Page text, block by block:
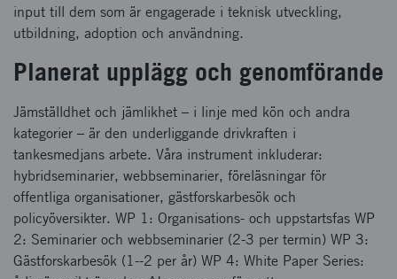
input till dem som är engagerade i teknisk utveckling,
utbildning, adoption och användning.
Planerat upplägg och genomförande
Jämställdhet och jämlikhet – i linje med kön och andra
kategorier – är den underliggande drivkraften i
tankesmedjans arbete. Våra instrument inkluderar:
hybridseminarier, webbseminarier, föreläsningar för
offentliga organisationer, gästforskarbesök och
policyöversikter. WP 1: Organisations- och uppstartsfas WP
2: Seminarier och webbseminarier (2-3 per termin) WP 3:
Gästforskarbesök (1--2 per år) WP 4: White Paper Series: